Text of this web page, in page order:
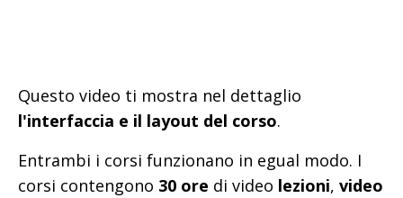
Questo video ti mostra nel dettaglio
l'interfaccia e il layout del corso.
Entrambi i corsi funzionano in egual modo. I
corsi contengono 30 ore di video lezioni, video